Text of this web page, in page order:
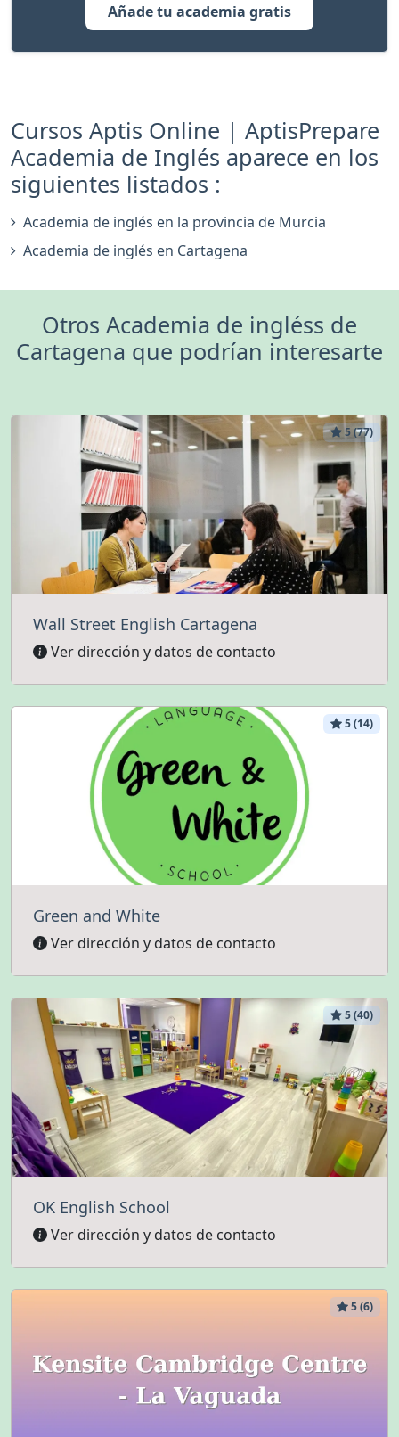
Añade tu academia gratis
Cursos Aptis Online | AptisPrepare
Academia de Inglés aparece en los
siguientes listados :
Academia de inglés en la provincia de Murcia
Academia de inglés en Cartagena
Otros Academia de ingléss de
Cartagena que podrían interesarte
5 (77)
Wall Street English Cartagena
Ver dirección y datos de contacto
5 (14)
Green and White
Ver dirección y datos de contacto
5 (40)
OK English School
Ver dirección y datos de contacto
5 (6)